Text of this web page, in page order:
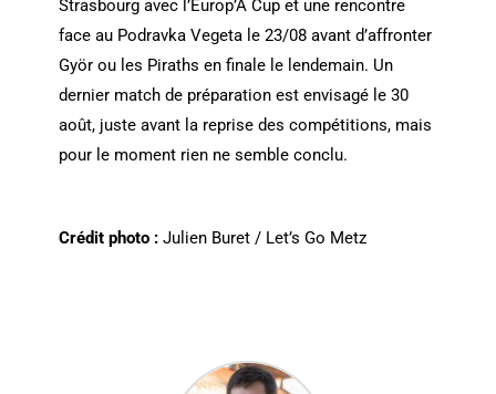
Strasbourg avec l’Europ’A Cup et une rencontre
face au Podravka Vegeta le 23/08 avant d’affronter
Györ ou les Piraths en finale le lendemain. Un
dernier match de préparation est envisagé le 30
août, juste avant la reprise des compétitions, mais
pour le moment rien ne semble conclu.
Crédit photo :Julien Buret / Let’s Go Metz